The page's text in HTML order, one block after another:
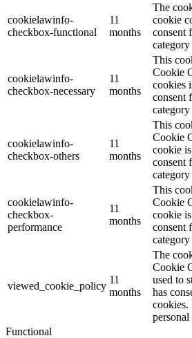
cookielawinfo-
checkbox-functional
11
months
The
cookie
consent
cookielawinfo-
checkbox-necessary
11
months
This
Cookie
cookies
consent
cookielawinfo-
checkbox-others
11
months
This
Cookie
cookie
consent
cookielawinfo-
checkbox-
performance
11
months
This
Cookie
cookie
consent
viewed_cookie_policy
11
months
The
Cookie
used to
has
cookies.
personal
Functional